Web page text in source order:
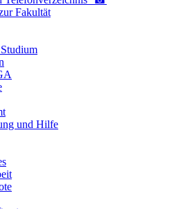
Fakultät
und Hilfe